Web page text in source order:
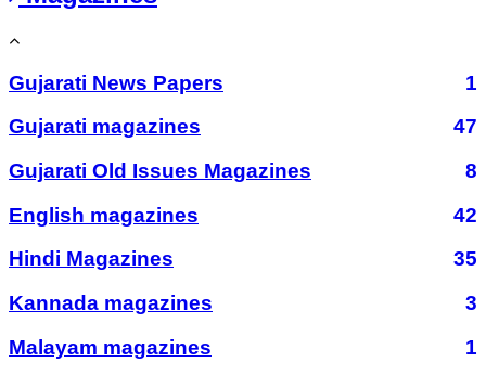
Gujarati News Papers
1
Gujarati magazines
47
Gujarati Old Issues Magazines
8
English magazines
42
Hindi Magazines
35
Kannada magazines
3
Malayam magazines
1